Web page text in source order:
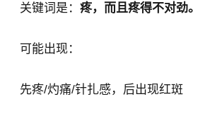
关键词是： 疼，而且疼得不对劲。
可能出现：
先疼/灼痛/针扎感，后出现红斑